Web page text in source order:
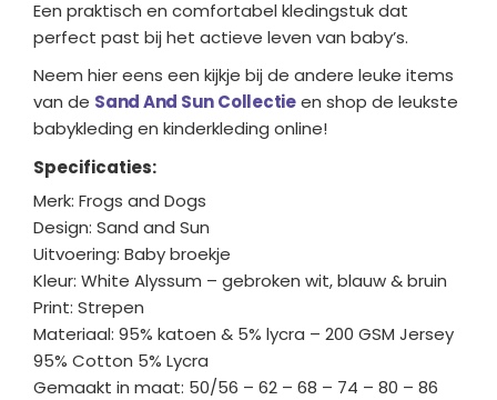
Een praktisch en comfortabel kledingstuk dat
perfect past bij het actieve leven van baby’s.
Neem hier eens een kijkje bij de andere leuke items
van de Sand And Sun Collectieen shop de leukste
babykleding en kinderkleding online!
Specificaties:
Merk: Frogs and Dogs
Design: Sand and Sun
Uitvoering: Baby broekje
Kleur: White Alyssum – gebroken wit, blauw & bruin
Print: Strepen
Materiaal: 95% katoen & 5% lycra – 200 GSM Jersey
95% Cotton 5% Lycra
Gemaakt in maat: 50/56 – 62 – 68 – 74 – 80 – 86